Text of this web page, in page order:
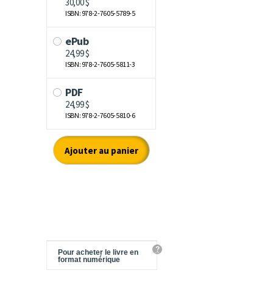
Pour acheter le livre en
format numérique
?